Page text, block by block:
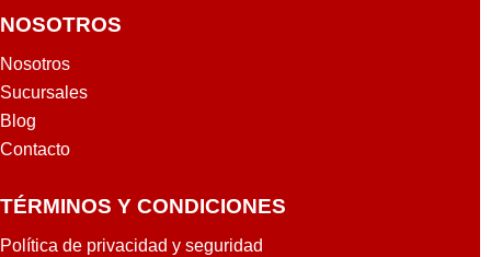
NOSOTROS
Nosotros
Sucursales
Blog
Contacto
TÉRMINOS Y CONDICIONES
Política de privacidad y seguridad